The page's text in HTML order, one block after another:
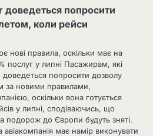
попросити
коли рейси
нові правила, оскільки має на
послуг у липні Пасажирам, які
попросити дозволу
за новими правилами,
оскільки вона готується
у липні, сподіваючись, що
подорож до Європи будуть зняті.
має намір виконувати